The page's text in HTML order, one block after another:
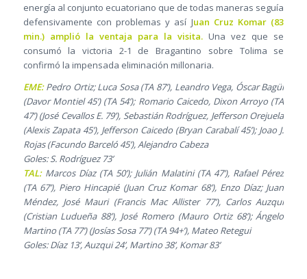
energía al conjunto ecuatoriano que de todas maneras seguía
defensivamente con problemas y así Juan Cruz Komar (83
min.) amplió la ventaja para la visita. Una vez que se
consumó la victoria 2-1 de Bragantino sobre Tolima se
confirmó la impensada eliminación millonaria.
EME:Pedro Ortiz; Luca Sosa (TA 87’), Leandro Vega, Óscar Bagüí
(Davor Montiel 45’) (TA 54’); Romario Caicedo, Dixon Arroyo (TA
47’) (José Cevallos E. 79’), Sebastián Rodríguez, Jefferson Orejuela
(Alexis Zapata 45’), Jefferson Caicedo (Bryan Carabalí 45’); Joao J.
Rojas (Facundo Barceló 45’), Alejandro Cabeza
Goles: S. Rodríguez 73’
TAL:Marcos Díaz (TA 50’); Julián Malatini (TA 47’), Rafael Pérez
(TA 67’), Piero Hincapié (Juan Cruz Komar 68’), Enzo Díaz; Juan
Méndez, José Mauri (Francis Mac Allister 77’), Carlos Auzqui
(Cristian Ludueña 88’), José Romero (Mauro Ortiz 68’); Ángelo
Martino (TA 77’) (Josías Sosa 77’) (TA 94+’), Mateo Retegui
Goles: Díaz 13’, Auzqui 24’, Martino 38’, Komar 83’